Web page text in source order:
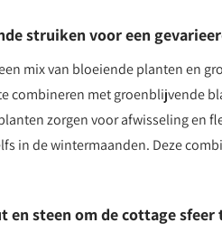
struiken voor een
mix van bloeiende planten en
combineren met groenblijvende
zorgen voor afwisseling en
in de wintermaanden. Deze
steen om de cottage sfeer